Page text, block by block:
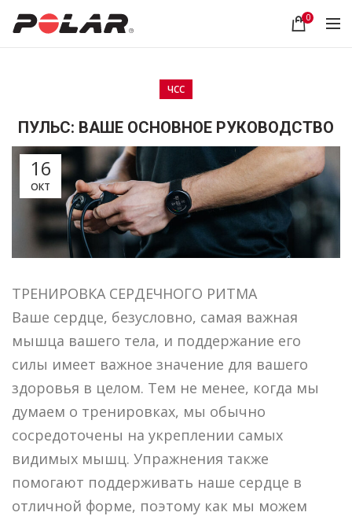
0
ЧСС
ПУЛЬС: ВАШЕ ОСНОВНОЕ РУКОВОДСТВО
16
ОКТ
ТРЕНИРОВКА СЕРДЕЧНОГО РИТМА
Ваше сердце, безусловно, самая важная
мышца вашего тела, и поддержание его
силы имеет важное значение для вашего
здоровья в целом. Тем не менее, когда мы
думаем о тренировках, мы обычно
сосредоточены на укреплении самых
видимых мышц. Упражнения также
помогают поддерживать наше сердце в
отличной форме, поэтому как мы можем